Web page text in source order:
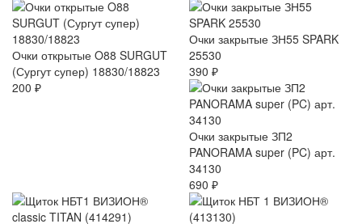
Очки открытые O88 SURGUT
(Сургут супер) 18830/18823
200 ₽
Очки закрытые ЗН55 SPARK
25530
390 ₽
Очки закрытые ЗП2
PANORAMA super (PC) арт.
34130
690 ₽